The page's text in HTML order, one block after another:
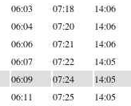
06:03 07:18 14:06
06:04 07:20 14:06
06:06 07:21 14:06
06:07 07:22 14:05
06:09 07:24 14:05
06:11 07:25 14:05